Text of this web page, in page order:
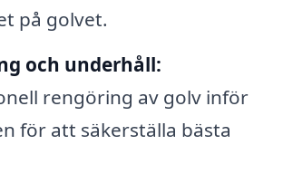
på golvet.
och underhåll:
rengöring av golv inför
för att säkerställa bästa